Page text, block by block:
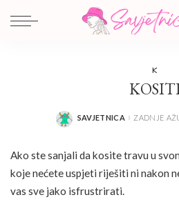
K
POSTED
SAVJETNICA ZADNJE
Ako ste sanjali da kosite travu u
koje nećete uspjeti riješiti ni nakon
vas sve jako isfrustrirati.